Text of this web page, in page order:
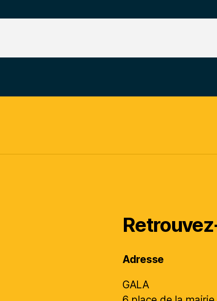
Adresse
GALA